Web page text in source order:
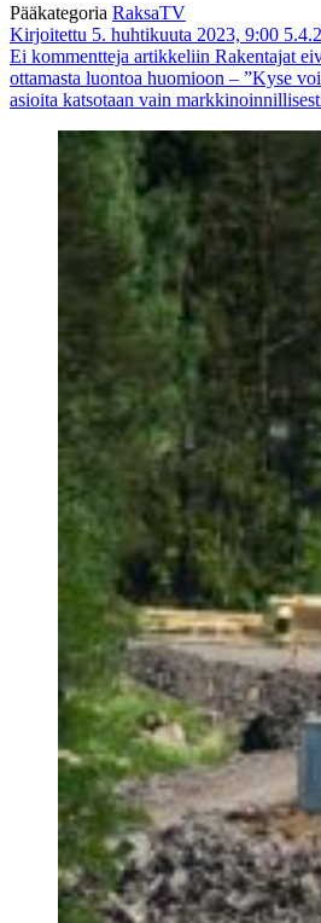
Pääkategoria RaksaTV
Kirjoitettu 5. huhtikuuta 2023, 9:00
Ei kommentteja artikkeliin Rakentajat
ottamasta luontoa huomioon – ”Kyse
asioita katsotaan vain